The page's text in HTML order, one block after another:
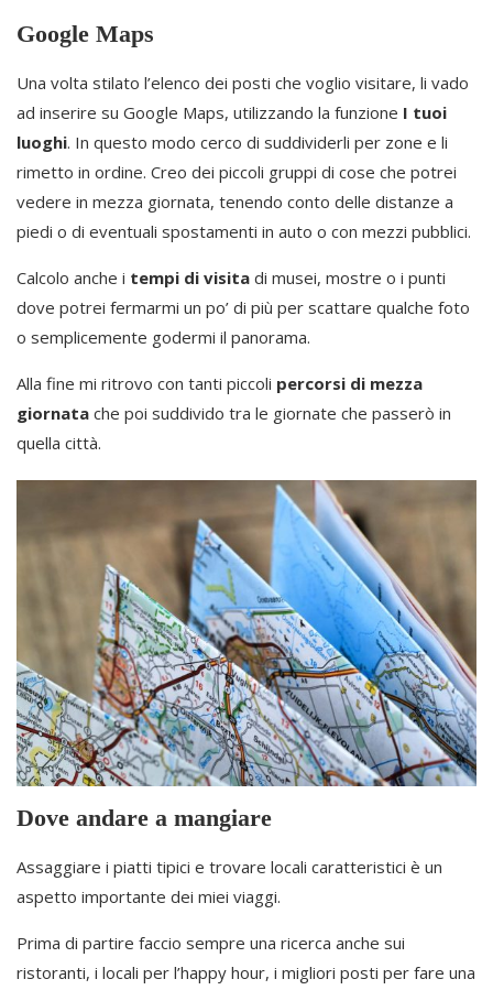
Google Maps
Una volta stilato l’elenco dei posti che voglio visitare, li vado
ad inserire su Google Maps, utilizzando la funzione I tuoi
luoghi. In questo modo cerco di suddividerli per zone e li
rimetto in ordine. Creo dei piccoli gruppi di cose che potrei
vedere in mezza giornata, tenendo conto delle distanze a
piedi o di eventuali spostamenti in auto o con mezzi pubblici.
Calcolo anche i tempi di visita di musei, mostre o i punti
dove potrei fermarmi un po’ di più per scattare qualche foto
o semplicemente godermi il panorama.
Alla fine mi ritrovo con tanti piccoli percorsi di mezza
giornata che poi suddivido tra le giornate che passerò in
quella città.
Dove andare a mangiare
Assaggiare i piatti tipici e trovare locali caratteristici è un
aspetto importante dei miei viaggi.
Prima di partire faccio sempre una ricerca anche sui
ristoranti, i locali per l’happy hour, i migliori posti per fare una